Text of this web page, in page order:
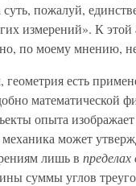
пожалуй,
измерений». К
по моему мнению,
геометрия есть
математической
опыта
может
лишь в
суммы углов